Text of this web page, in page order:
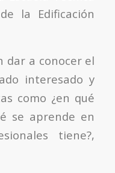
la Edificación
dar a conocer el
interesado y
como ¿en qué
se aprende en
tiene?,